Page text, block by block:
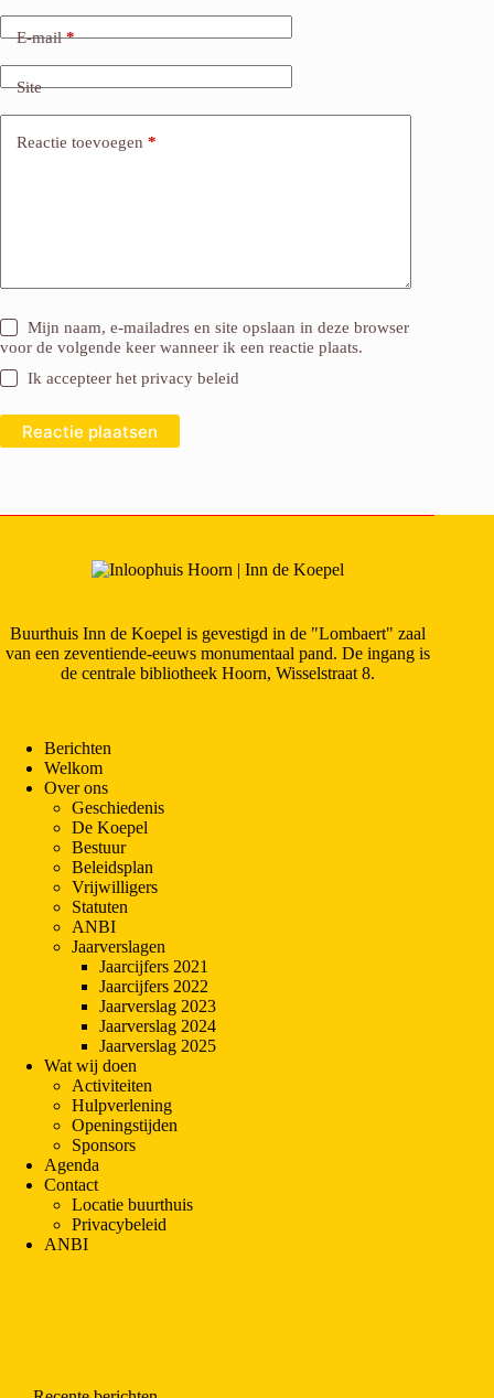
E-mail*
Site
Reactie toevoegen *
Mijn naam, e-mailadres en site opslaan in deze browser
voor de volgende keer wanneer ik een reactie plaats.
Ik accepteer hetprivacy beleid
Reactie plaatsen
Buurthuis Inn de Koepel is gevestigd in de "Lombaert" zaal
van een zeventiende-eeuws monumentaal pand. De ingang is
de centrale bibliotheek Hoorn, Wisselstraat 8.
Berichten
Welkom
Over ons
Geschiedenis
De Koepel
Bestuur
Beleidsplan
Vrijwilligers
Statuten
ANBI
Jaarverslagen
Jaarcijfers 2021
Jaarcijfers 2022
Jaarverslag 2023
Jaarverslag 2024
Jaarverslag 2025
Wat wij doen
Activiteiten
Hulpverlening
Openingstijden
Sponsors
Agenda
Contact
Locatie buurthuis
Privacybeleid
ANBI